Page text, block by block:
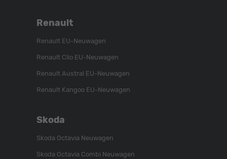
Renault
Renault EU-Neuwagen
Renault Clio EU-Neuwagen
Renault Austral EU-Neuwagen
Renault Kangoo EU-Neuwagen
Skoda
Skoda Octavia Neuwagen
Skoda Octavia Combi Neuwagen